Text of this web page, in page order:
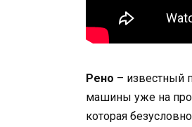
Рено – известный
машины уже на
которая